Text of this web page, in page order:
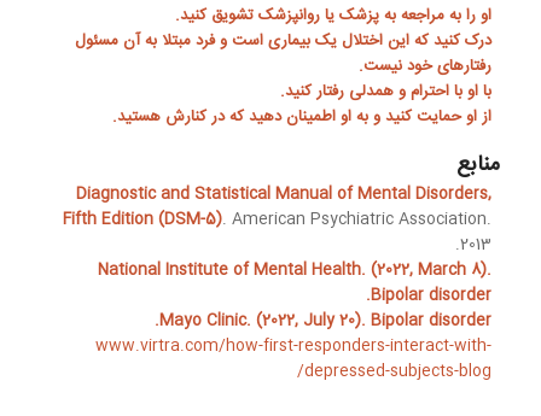
او را به مراجعه به پزشک یا روانپزشک تشویق کنید.
درک کنید که این اختلال یک بیماری است و فرد مبتلا به آن مسئول
رفتارهای خود نیست.
با او با احترام و همدلی رفتار کنید.
از او حمایت کنید و به او اطمینان دهید که در کنارش هستید.
منابع
Diagnostic and Statistical Manual of Mental Disorders,
Fifth Edition (DSM-5). American Psychiatric Association.
2013.
National Institute of Mental Health. (2022, March 8).
Bipolar disorder.
Mayo Clinic. (2022, July 20). Bipolar disorder.
www.virtra.com/how-first-responders-interact-with-
depressed-subjects-blog/